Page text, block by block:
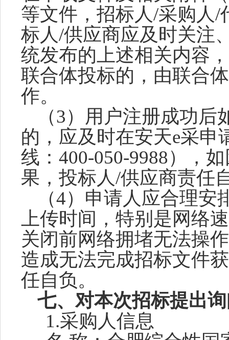
等文件，招标人/采购人
标人/供应商应及时关注
统发布的上述相关内容
联合体投标的，由联合
作。
（3）用户注册成功后
的，应及时在安天e采申
线：400-050-9988），
果，投标人/供应商责任
（4）申请人应合理安
上传时间，特别是网络
关闭前网络拥堵无法操
造成无法完成招标文件
任自负。
七、 对本次招标提出
1.采购人信息